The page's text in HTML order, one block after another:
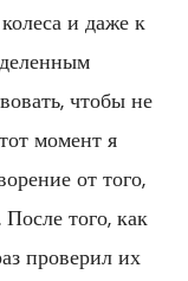
и даже к
чтобы не
момент я
от того,
После того, как
проверил их